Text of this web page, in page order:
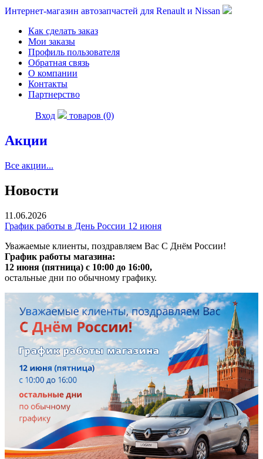
Интернет-магазин автозапчастей для Renault и Nissan
Как сделать заказ
Мои заказы
Профиль пользователя
Обратная связь
О компании
Контакты
Партнерство
Вход товаров (0)
Акции
Все акции...
Новости
11.06.2026
График работы в День России 12 июня
Уважаемые клиенты, поздравляем Вас С Днём России!
График работы магазина:
12 июня (пятница) с 10:00 до 16:00,
остальные дни по обычному графику.